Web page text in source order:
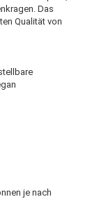
Das
Qualität von
je nach